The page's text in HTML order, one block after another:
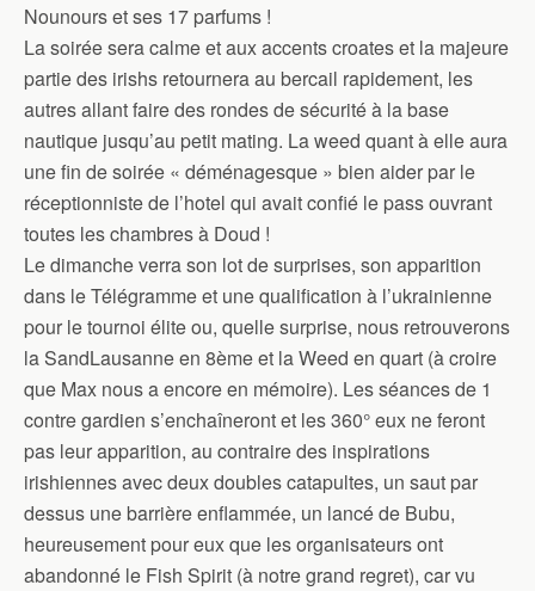
Nounours et ses 17 parfums !
La soirée sera calme et aux accents croates et la majeure
partie des irishs retournera au bercail rapidement, les
autres allant faire des rondes de sécurité à la base
nautique jusqu’au petit mating. La weed quant à elle aura
une fin de soirée « déménagesque » bien aider par le
réceptionniste de l’hotel qui avait confié le pass ouvrant
toutes les chambres à Doud !
Le dimanche verra son lot de surprises, son apparition
dans le Télégramme et une qualification à l’ukrainienne
pour le tournoi élite ou, quelle surprise, nous retrouverons
la SandLausanne en 8ème et la Weed en quart (à croire
que Max nous a encore en mémoire). Les séances de 1
contre gardien s’enchaîneront et les 360° eux ne feront
pas leur apparition, au contraire des inspirations
irishiennes avec deux doubles catapultes, un saut par
dessus une barrière enflammée, un lancé de Bubu,
heureusement pour eux que les organisateurs ont
abandonné le Fish Spirit (à notre grand regret), car vu